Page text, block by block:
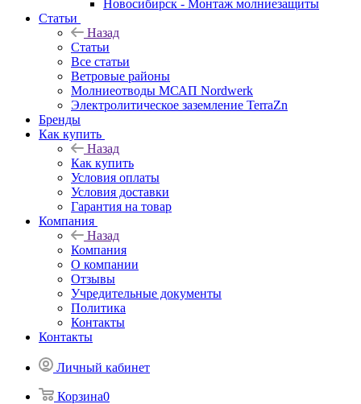
Новосибирск - Монтаж молниезащиты
Статьи
Назад
Статьи
Все статьи
Ветровые районы
Молниеотводы МСАП Nordwerk
Электролитическое заземление TerraZn
Бренды
Как купить
Назад
Как купить
Условия оплаты
Условия доставки
Гарантия на товар
Компания
Назад
Компания
О компании
Отзывы
Учредительные документы
Политика
Контакты
Контакты
Личный кабинет
Корзина0